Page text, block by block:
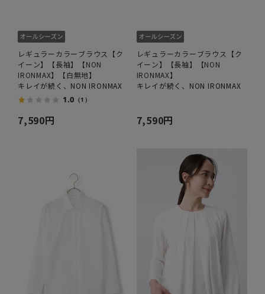
レギュラーカラーブラウス【ク
イーン】【長袖】【NON
IRONMAX】【白無地】
キレイが続く、NON IRONMAX
1.0 （1）
7,590円
レギュラーカラーブラウス【ク
イーン】【長袖】【NON
IRONMAX】
キレイが続く、NON IRONMAX
7,590円